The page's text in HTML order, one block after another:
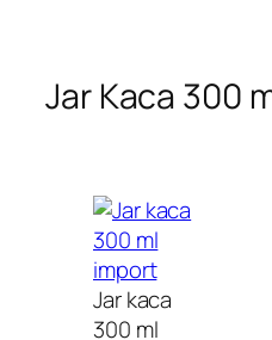
Jar Kaca 300
Jar kaca
300 ml